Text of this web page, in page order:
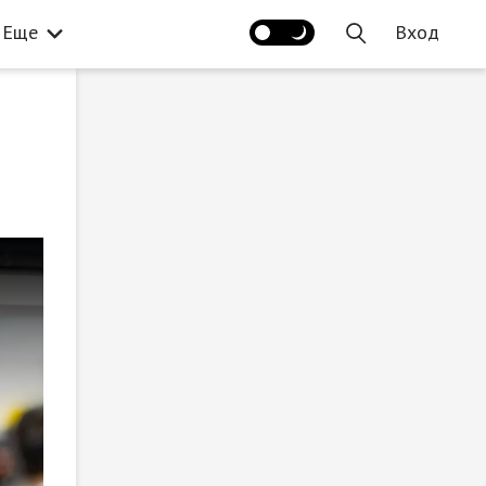
Еще Вход